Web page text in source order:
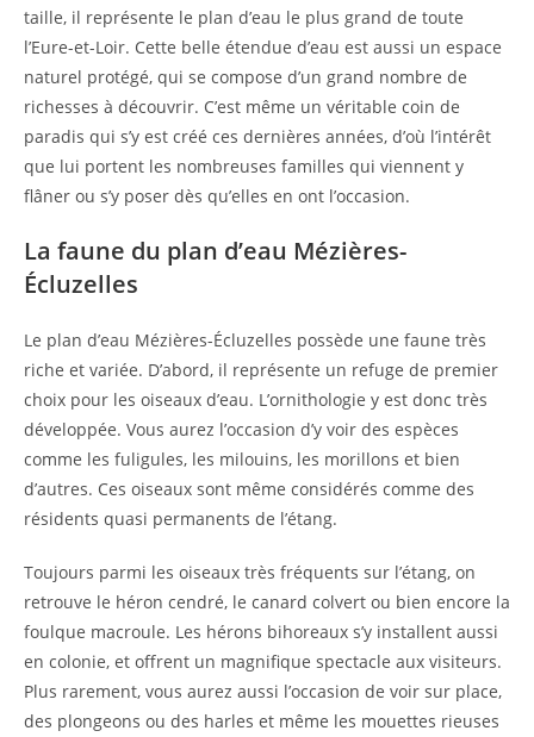
taille, il représente le plan d’eau le plus grand de toute
l’Eure-et-Loir. Cette belle étendue d’eau est aussi un espace
naturel protégé, qui se compose d’un grand nombre de
richesses à découvrir. C’est même un véritable coin de
paradis qui s’y est créé ces dernières années, d’où l’intérêt
que lui portent les nombreuses familles qui viennent y
flâner ou s’y poser dès qu’elles en ont l’occasion.
La faune du plan d’eau Mézières-
Écluzelles
Le plan d’eau Mézières-Écluzelles possède une faune très
riche et variée. D’abord, il représente un refuge de premier
choix pour les oiseaux d’eau. L’ornithologie y est donc très
développée. Vous aurez l’occasion d’y voir des espèces
comme les fuligules, les milouins, les morillons et bien
d’autres. Ces oiseaux sont même considérés comme des
résidents quasi permanents de l’étang.
Toujours parmi les oiseaux très fréquents sur l’étang, on
retrouve le héron cendré, le canard colvert ou bien encore la
foulque macroule. Les hérons bihoreaux s’y installent aussi
en colonie, et offrent un magnifique spectacle aux visiteurs.
Plus rarement, vous aurez aussi l’occasion de voir sur place,
des plongeons ou des harles et même les mouettes rieuses